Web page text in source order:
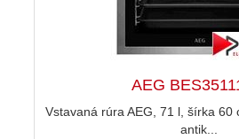
AEG
Vstavaná rúra AEG, 71 l, šírka 60
antik...